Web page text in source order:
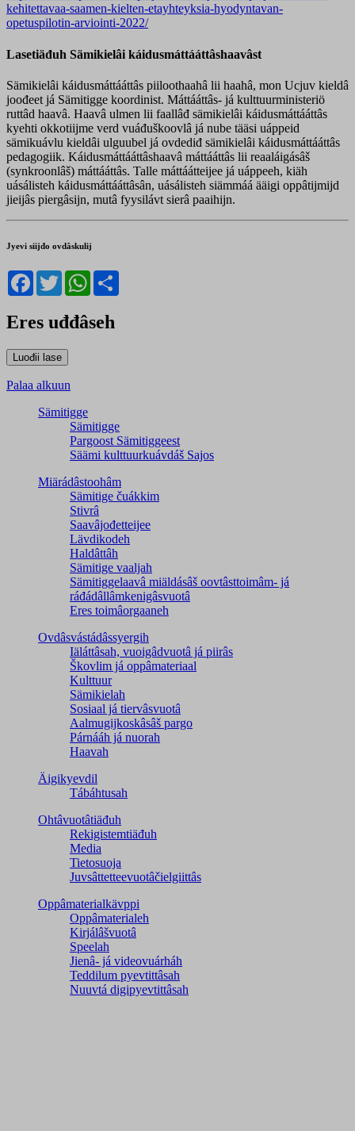
kehitettavaa-saamen-kielten-etayhteyksia-hyodyntavan-
opetuspilotin-arviointi-2022/
Lasetiäđuh Sämikielâi káidusmáttááttâshaavâst
Sämikielâi káidusmáttááttâs piiloothaahâ lii haahâ, mon Ucjuv kieldâ
joođeet já Sämitigge koordinist. Máttááttâs- já kulttuurministeriö
ruttâd haavâ. Haavâ ulmen lii faallâđ sämikielâi káidusmáttááttâs
kyehti okkotiijme verd vuáđuškoovlâ já nube tääsi uáppeid
sämikuávlu kieldâi ulguubel já ovdediđ sämikielâi káidusmáttááttâs
pedagogiik. Káidusmáttááttâshaavâ máttááttâs lii reaaláigásâš
(synkroonlâš) máttááttâs. Talle máttáátteijee já uáppeeh, kiäh
uásálisteh káidusmáttááttâsân, uásálisteh siämmáá ääigi oppâtijmijd
jieijâs piergâsijn, mutâ fyysilávt sierâ paaihijn.
Jyevi siijđo ovdâskulij
Facebook
TwitterWhatsApp
Eres uđđâseh
Palaa alkuun
Sämitigge
Sämitigge
Pargoost Sämitiggeest
Säämi kulttuurkuávdáš Sajos
Miärádâstoohâm
Sämitige čuákkim
Stivrâ
Saavâjođetteijee
Lävdikodeh
Haldâttâh
Sämitige vaaljah
Sämitiggelaavâ miäldásâš oovtâsttoimâm- já
ráđádâllâmkenigâsvuotâ
Eres toimâorgaaneh
Ovdâsvástádâssyergih
Iäláttâsah, vuoigâdvuotâ já piirâs
Škovlim já oppâmateriaal
Kulttuur
Sämikielah
Sosiaal já tiervâsvuotâ
Aalmugijkoskâsâš pargo
Párnááh já nuorah
Haavah
Äigikyevdil
Tábáhtusah
Ohtâvuotâtiäđuh
Rekigistemtiäđuh
Media
Tietosuoja
Juvsâttetteevuotâčielgiittâs
Oppâmaterialkävppi
Oppâmaterialeh
Kirjálâšvuotâ
Speelah
Jienâ- já videovuárháh
Teddilum pyevtittâsah
Nuuvtá digipyevtittâsah